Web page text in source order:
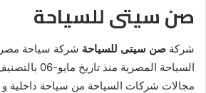
صن سيتى للسياحة
شركة صن سيتى للسياحة شركة سياحة
السياحة المصرية
مجالات شركات السياحة من سياحة داخلية